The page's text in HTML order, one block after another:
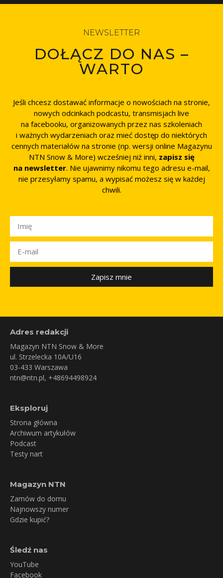
NEWSLETTER
DOŁĄCZ DO NAS –
WARTO
Jeśli chcesz dostawać informacje o nowościach na stronie,
nowych odcinkach podcastu, transmisjach live
na facebooku, organizowanych przez nas szkoleniach
i ważnych wydarzeniach oraz mieć dostęp do niektórych
cennych materiałów na stronie (np. wersji online Magazynu
NTN Snow & More) wcześniej niż inni, zapisz się
na newsletter. Nie ujawnimy nikomu tego adresu e-mail,
nie przesyłamy spamu, a wypisać możesz się w każdej
chwili.
Zapisz mnie
Adres redakcji
Magazyn NTN Snow & More
ul. Strzelecka 10A/U16
03-433 Warszawa
ntn@ntn.pl, +48694498924
Eksploruj
Strona główna
Archiwum artykułów
Podcast
Testy nart
Magazyn NTN
Zamów do domu
Najnowszy numer
Gdzie kupić?
Śledź nas
YouTube
Facebook